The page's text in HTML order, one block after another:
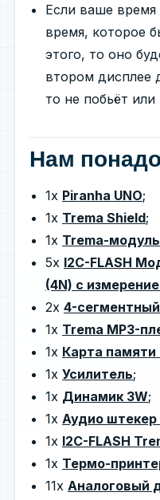
Если ваше
время, которое
этого, то оно
втором дисплее
то не побьёт
Нам
1x Piranha UNO;
1х Trema Shield;
1х Trema-
5х I2C-FLASH
(4N) с
2х 4-
1х Trema MP3-
1х Карта памяти
1х Усилитель;
1х Динамик 3W;
1х Аудио
1х I2C-FLASH
1х Термо-
11х Аналоговый